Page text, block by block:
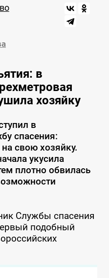
в
хозяйку
в
спасения:
свою хозяйку.
укусила
плотно обвилась
Службы спасения
подобный